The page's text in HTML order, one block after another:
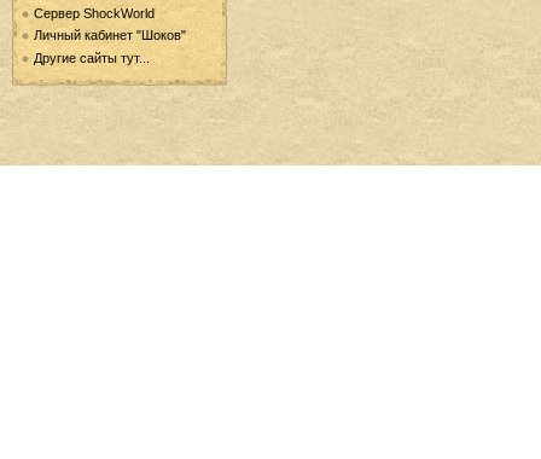
Сервер ShockWorld
Личный кабинет "Шоков"
Другие сайты тут...